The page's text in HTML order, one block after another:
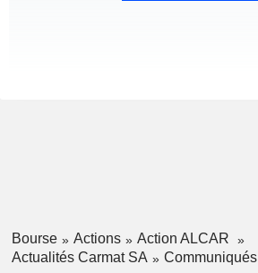
Bourse Actions
Action ALCAR
Actualités Carmat SA
Communiqués